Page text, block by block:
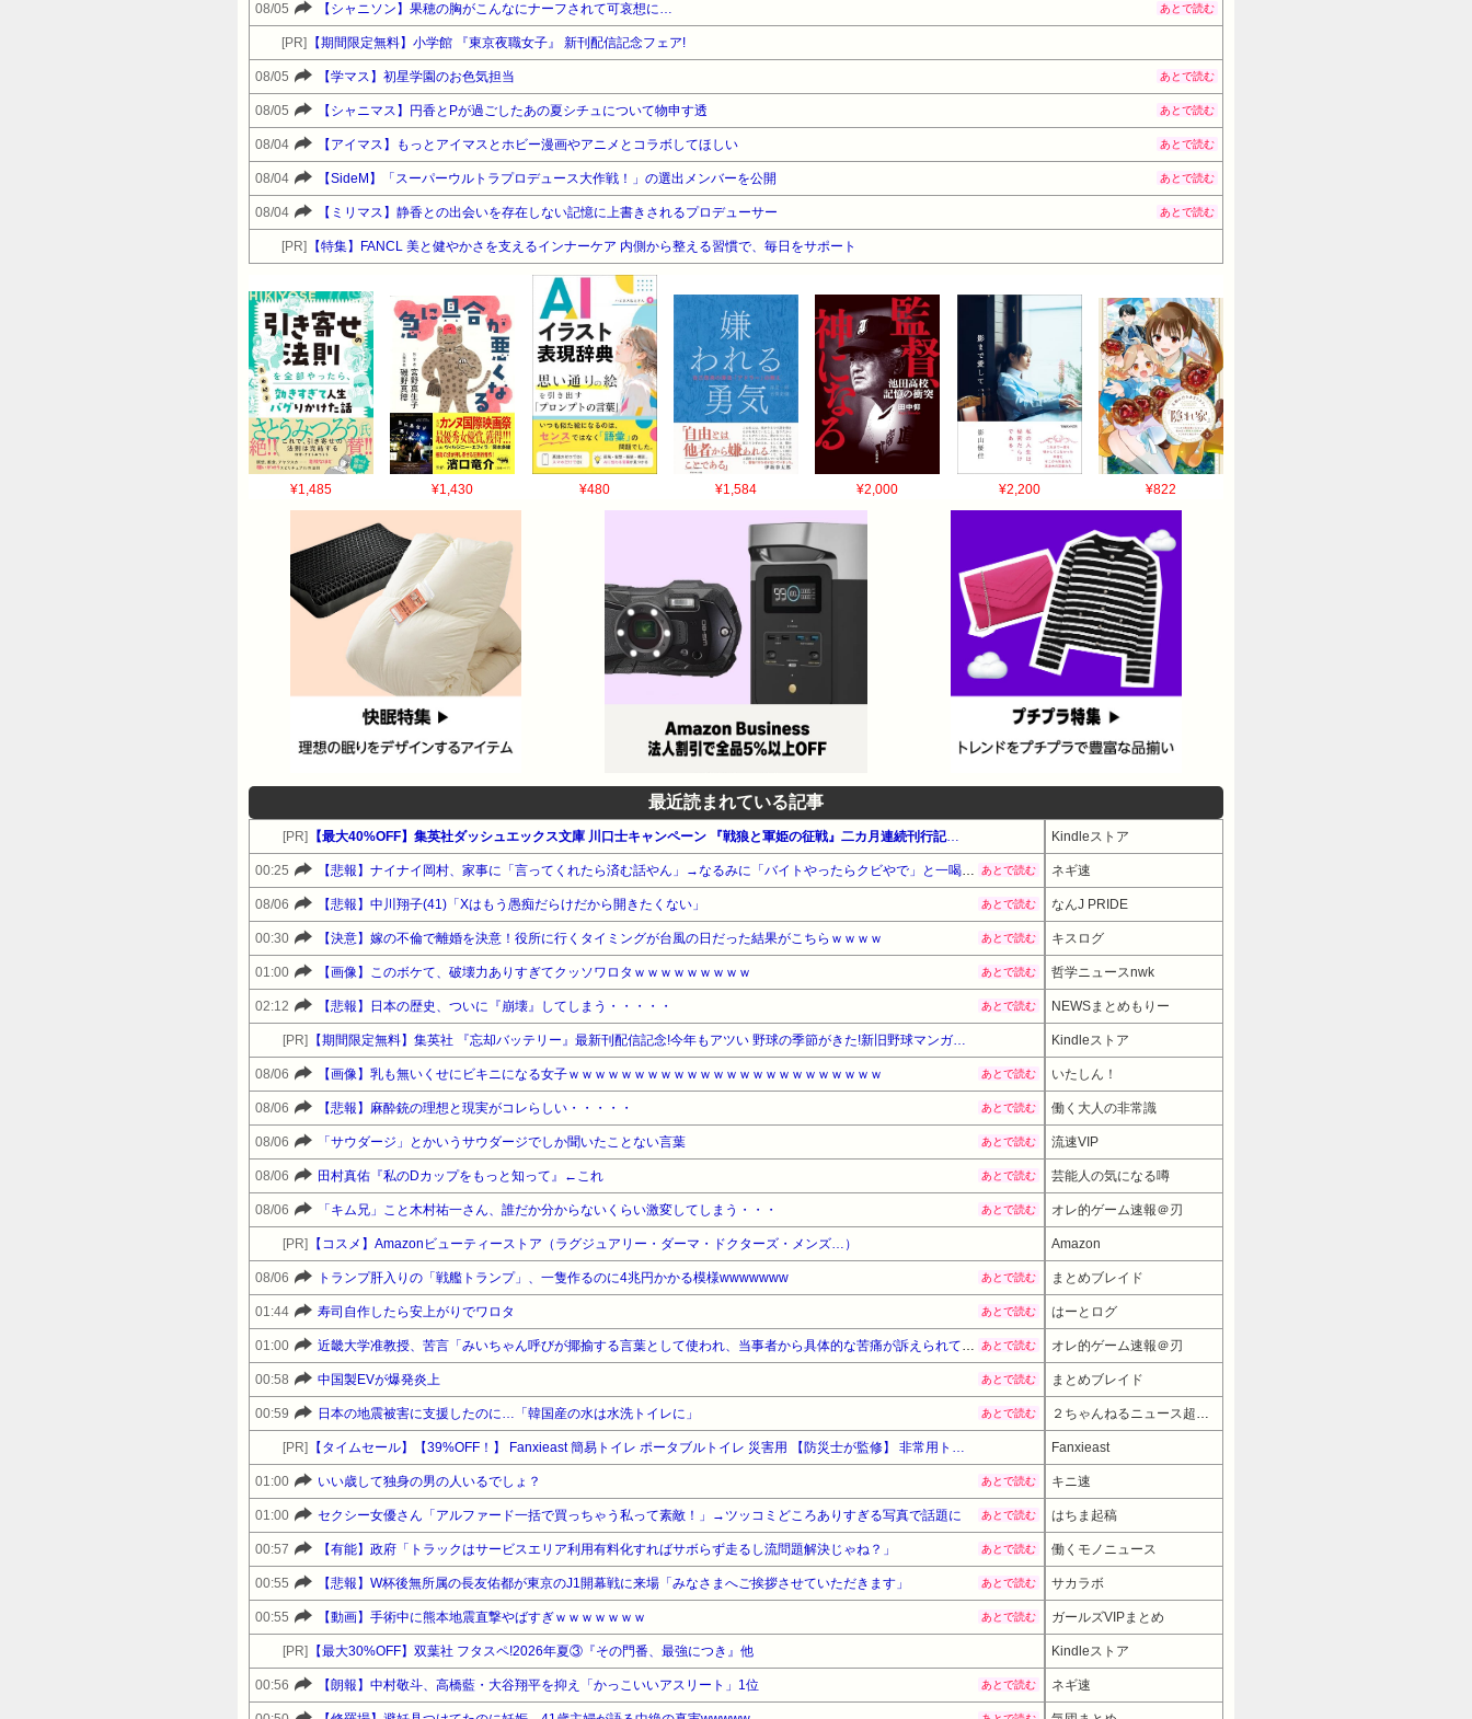
08/05 【シャニソン】果穂の胸がこんなにナーフされて可哀想に… あとで読む
[PR] 【期間限定無料】小学館 『東京夜職女子』 新刊配信記念フェア!
08/05 【学マス】初星学園のお色気担当 あとで読む
08/05 【シャニマス】円香とPが過ごしたあの夏シチュについて物申す透 あとで読む
08/04 【アイマス】もっとアイマスとホビー漫画やアニメとコラボしてほしい あとで読む
08/04 【SideM】「スーパーウルトラプロデュース大作戦！」の選出メンバーを公開 あとで読む
08/04 【ミリマス】静香との出会いを存在しない記憶に上書きされるプロデューサー あとで読む
[PR] 【特集】FANCL 美と健やかさを支えるインナーケア 内側から整える習慣で、毎日をサポート
¥1,485 ¥1,430 ¥480 ¥1,584 ¥2,000 ¥2,200 ¥822
最近読まれている記事
[PR] 【最大40%OFF】集英社ダッシュエックス文庫 川口士キャンペーン 『戦狼と軍姫の征戦』二カ月連続刊行記念！ Kindleストア
00:25 【悲報】ナイナイ岡村、家事に「言ってくれたら済む話やん」→なるみに「バイトやったらクビやで」と一喝され黙り込む あとで読む ネギ速
08/06 【悲報】中川翔子(41)「Xはもう愚痴だらけだから開きたくない」 あとで読む なんJ PRIDE
00:30 【決意】嫁の不倫で離婚を決意！役所に行くタイミングが台風の日だった結果がこちらｗｗｗｗ あとで読む キスログ
01:00 【画像】このボケて、破壊力ありすぎてクッソワロタｗｗｗｗｗｗｗｗｗ あとで読む 哲学ニュースnwk
02:12 【悲報】日本の歴史、ついに『崩壊』してしまう・・・・・ あとで読む NEWSまとめもりー
[PR] 【期間限定無料】集英社 『忘却バッテリー』最新刊配信記念!今年もアツい 野球の季節がきた!新旧野球マンガキャンペーン! Kindleストア
08/06 【画像】乳も無いくせにビキニになる女子ｗｗｗｗｗｗｗｗｗｗｗｗｗｗｗｗｗｗｗｗｗｗｗｗ あとで読む いたしん！
08/06 【悲報】麻酔銃の理想と現実がコレらしい・・・・・ あとで読む 働く大人の非常識
08/06 「サウダージ」とかいうサウダージでしか聞いたことない言葉 あとで読む 流速VIP
08/06 田村真佑『私のDカップをもっと知って』←これ あとで読む 芸能人の気になる噂
08/06 「キム兄」こと木村祐一さん、誰だか分からないくらい激変してしまう・・・ あとで読む オレ的ゲーム速報＠刃
[PR] 【コスメ】Amazonビューティーストア（ラグジュアリー・ダーマ・ドクターズ・メンズ…） Amazon
08/06 トランプ肝入りの「戦艦トランプ」、一隻作るのに4兆円かかる模様wwwwwww あとで読む まとめブレイド
01:44 寿司自作したら安上がりでワロタ あとで読む はーとログ
01:00 近畿大学准教授、苦言「みいちゃん呼びが揶揄する言葉として使われ、当事者から具体的な苦痛が訴えられている。文化芸術は人を傷つけてもよい。ただし、傷つけ方がある」 あとで読む オレ的ゲーム速報＠刃
00:58 中国製EVが爆発炎上 あとで読む まとめブレイド
00:59 日本の地震被害に支援したのに…「韓国産の水は水洗トイレに」 あとで読む ２ちゃんねるニュース超速まとめ＋
[PR] 【タイムセール】【39%OFF！】 Fanxieast 簡易トイレ ポータブルトイレ 災害用 【防災士が監修】 非常用トイレ 携帯トイレ 強力消臭 どこでも簡単トイレ 防災 トイレ 災害用/非常用/携帯用 登山 防災グッズ トイレセット 凝固剤 手袋 防臭袋 15年保存（120回） Fanxieast
01:00 いい歳して独身の男の人いるでしょ？ あとで読む キニ速
01:00 セクシー女優さん「アルファード一括で買っちゃう私って素敵！」→ツッコミどころありすぎる写真で話題に あとで読む はちま起稿
00:57 【有能】政府「トラックはサービスエリア利用有料化すればサボらず走るし流問題解決じゃね？」 あとで読む 働くモノニュース
00:55 【悲報】W杯後無所属の長友佑都が東京のJ1開幕戦に来場「みなさまへご挨拶させていただきます」 あとで読む サカラボ
00:55 【動画】手術中に熊本地震直撃やばすぎｗｗｗｗｗｗｗ あとで読む ガールズVIPまとめ
[PR] 【最大30%OFF】双葉社 フタスペ!2026年夏③『その門番、最強につき』他 Kindleストア
00:56 【朗報】中村敬斗、高橋藍・大谷翔平を抑え「かっこいいアスリート」1位 あとで読む ネギ速